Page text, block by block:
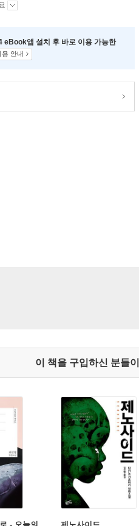
eBook앱 설치 후 바로 이용 가능한
용 안내
이 책을 구입하신 분들이